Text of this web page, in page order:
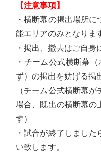
【注意事項】
・横断幕の掲出場所
能エリアのみとなりま
・掲出、撤去はご自身
・チーム公式横断幕
ず）の掲出を妨げる掲
（チーム公式横断幕
場合、既出の横断幕の
す）
・試合が終了しまし
い致します。